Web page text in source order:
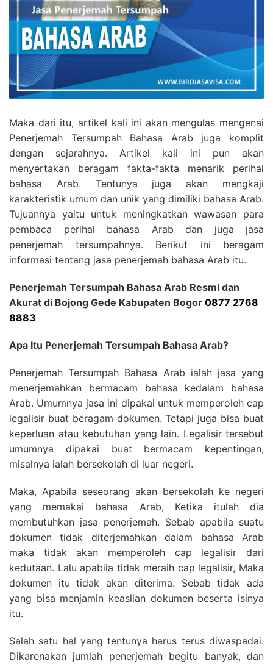
Maka dari itu, artikel kali ini akan mengulas mengenai
Penerjemah Tersumpah Bahasa Arab juga komplit
dengan sejarahnya. Artikel kali ini pun akan
menyertakan beragam fakta-fakta menarik perihal
bahasa Arab. Tentunya juga akan mengkaji
karakteristik umum dan unik yang dimiliki bahasa Arab.
Tujuannya yaitu untuk meningkatkan wawasan para
pembaca perihal bahasa Arab dan juga jasa
penerjemah tersumpahnya. Berikut ini beragam
informasi tentang jasa penerjemah bahasa Arab itu.
Penerjemah Tersumpah Bahasa Arab Resmi dan
Akurat di Bojong Gede Kabupaten Bogor 0877 2768
8883
Apa Itu Penerjemah Tersumpah Bahasa Arab?
Penerjemah Tersumpah Bahasa Arab ialah jasa yang
menerjemahkan bermacam bahasa kedalam bahasa
Arab. Umumnya jasa ini dipakai untuk memperoleh cap
legalisir buat beragam dokumen. Tetapi juga bisa buat
keperluan atau kebutuhan yang lain. Legalisir tersebut
umumnya dipakai buat bermacam kepentingan,
misalnya ialah bersekolah di luar negeri.
Maka, Apabila seseorang akan bersekolah ke negeri
yang memakai bahasa Arab, Ketika itulah dia
membutuhkan jasa penerjemah. Sebab apabila suatu
dokumen tidak diterjemahkan dalam bahasa Arab
maka tidak akan memperoleh cap legalisir dari
kedutaan. Lalu apabila tidak meraih cap legalisir, Maka
dokumen itu tidak akan diterima. Sebab tidak ada
yang bisa menjamin keaslian dokumen beserta isinya
itu.
Salah satu hal yang tentunya harus terus diwaspadai.
Dikarenakan jumlah penerjemah begitu banyak, dan